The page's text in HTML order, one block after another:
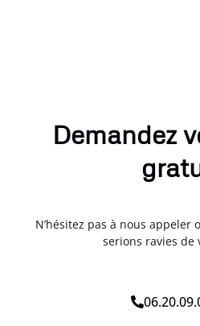
Demandez
N’hésitez pas à nous appeler
serions ravies de